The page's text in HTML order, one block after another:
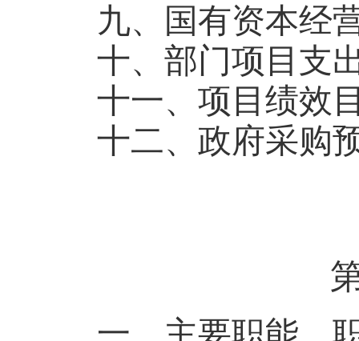
九、国有资本经
十、部门项目支
十一、项目绩效
十二、政府采购